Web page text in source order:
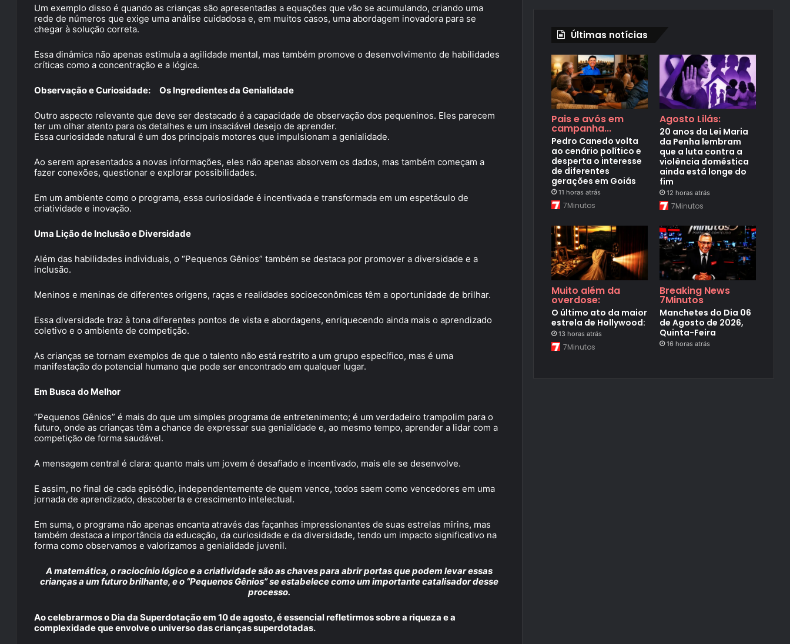
Um exemplo disso é quando as crianças são apresentadas a equações que vão se acumulando, criando uma
rede de números que exige uma análise cuidadosa e, em muitos casos, uma abordagem inovadora para se
chegar à solução correta.
Essa dinâmica não apenas estimula a agilidade mental, mas também promove o desenvolvimento de habilidades
críticas como a concentração e a lógica.
Observação e Curiosidade: Os Ingredientes da Genialidade
Outro aspecto relevante que deve ser destacado é a capacidade de observação dos pequeninos. Eles parecem
ter um olhar atento para os detalhes e um insaciável desejo de aprender.
Essa curiosidade natural é um dos principais motores que impulsionam a genialidade.
Ao serem apresentados a novas informações, eles não apenas absorvem os dados, mas também começam a
fazer conexões, questionar e explorar possibilidades.
Em um ambiente como o programa, essa curiosidade é incentivada e transformada em um espetáculo de
criatividade e inovação.
Uma Lição de Inclusão e Diversidade
Além das habilidades individuais, o “Pequenos Gênios” também se destaca por promover a diversidade e a
inclusão.
Meninos e meninas de diferentes origens, raças e realidades socioeconômicas têm a oportunidade de brilhar.
Essa diversidade traz à tona diferentes pontos de vista e abordagens, enriquecendo ainda mais o aprendizado
coletivo e o ambiente de competição.
As crianças se tornam exemplos de que o talento não está restrito a um grupo específico, mas é uma
manifestação do potencial humano que pode ser encontrado em qualquer lugar.
Em Busca do Melhor
“Pequenos Gênios” é mais do que um simples programa de entretenimento; é um verdadeiro trampolim para o
futuro, onde as crianças têm a chance de expressar sua genialidade e, ao mesmo tempo, aprender a lidar com a
competição de forma saudável.
A mensagem central é clara: quanto mais um jovem é desafiado e incentivado, mais ele se desenvolve.
E assim, no final de cada episódio, independentemente de quem vence, todos saem como vencedores em uma
jornada de aprendizado, descoberta e crescimento intelectual.
Em suma, o programa não apenas encanta através das façanhas impressionantes de suas estrelas mirins, mas
também destaca a importância da educação, da curiosidade e da diversidade, tendo um impacto significativo na
forma como observamos e valorizamos a genialidade juvenil.
A matemática, o raciocínio lógico e a criatividade são as chaves para abrir portas que podem levar essas
crianças a um futuro brilhante, e o “Pequenos Gênios” se estabelece como um importante catalisador desse
processo.
Ao celebrarmos o Dia da Superdotação em 10 de agosto, é essencial refletirmos sobre a riqueza e a
complexidade que envolve o universo das crianças superdotadas.
Últimas notícias
Pais e avós em
campanha...
Pedro Canedo volta
ao cenário político e
desperta o interesse
de diferentes
gerações em Goiás
11 horas atrás
7Minutos
Agosto Lilás:
20 anos da Lei Maria
da Penha lembram
que a luta contra a
violência doméstica
ainda está longe do
fim
12 horas atrás
7Minutos
Muito além da
overdose:
O último ato da maior
estrela de Hollywood:
13 horas atrás
7Minutos
Breaking News
7Minutos
Manchetes do Dia 06
de Agosto de 2026,
Quinta-Feira
16 horas atrás